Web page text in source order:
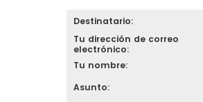
Destinatario:
Tu dirección de correo
electrónico:
Tu nombre:
Asunto: